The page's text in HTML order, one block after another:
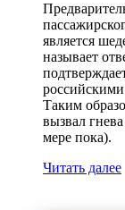
является
называет
Таким
вызвал
мере пока).
Читать далее